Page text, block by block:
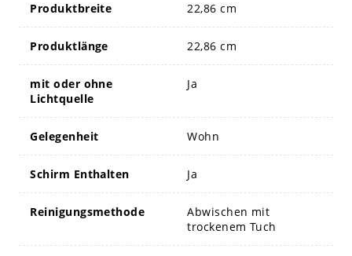
Produktbreite 22,86 cm
Produktlänge 22,86 cm
mit oder ohne
Lichtquelle
Ja
Gelegenheit Wohn
Schirm Enthalten Ja
Reinigungsmethode
Abwischen mit
trockenem Tuch